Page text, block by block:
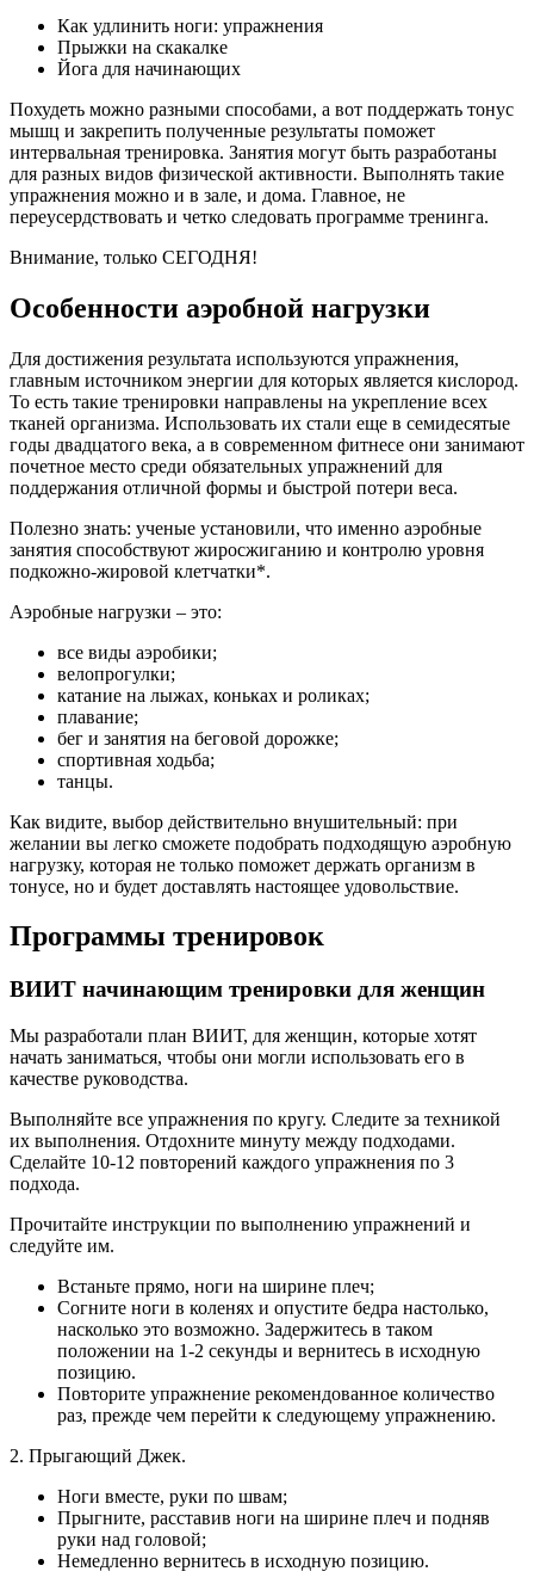
Как удлинить ноги: упражнения
Прыжки на скакалке
Йога для начинающих
Похудеть можно разными способами, а вот поддержать тонус
мышц и закрепить полученные результаты поможет
интервальная тренировка. Занятия могут быть разработаны
для разных видов физической активности. Выполнять такие
упражнения можно и в зале, и дома. Главное, не
переусердствовать и четко следовать программе тренинга.
Внимание, только СЕГОДНЯ!
Особенности аэробной нагрузки
Для достижения результата используются упражнения,
главным источником энергии для которых является кислород.
То есть такие тренировки направлены на укрепление всех
тканей организма. Использовать их стали еще в семидесятые
годы двадцатого века, а в современном фитнесе они занимают
почетное место среди обязательных упражнений для
поддержания отличной формы и быстрой потери веса.
Полезно знать: ученые установили, что именно аэробные
занятия способствуют жиросжиганию и контролю уровня
подкожно-жировой клетчатки*.
Аэробные нагрузки – это:
все виды аэробики;
велопрогулки;
катание на лыжах, коньках и роликах;
плавание;
бег и занятия на беговой дорожке;
спортивная ходьба;
танцы.
Как видите, выбор действительно внушительный: при
желании вы легко сможете подобрать подходящую аэробную
нагрузку, которая не только поможет держать организм в
тонусе, но и будет доставлять настоящее удовольствие.
Программы тренировок
ВИИТ начинающим тренировки для женщин
Мы разработали план ВИИТ, для женщин, которые хотят
начать заниматься, чтобы они могли использовать его в
качестве руководства.
Выполняйте все упражнения по кругу. Следите за техникой
их выполнения. Отдохните минуту между подходами.
Сделайте 10-12 повторений каждого упражнения по 3
подхода.
Прочитайте инструкции по выполнению упражнений и
следуйте им.
Встаньте прямо, ноги на ширине плеч;
Согните ноги в коленях и опустите бедра настолько,
насколько это возможно. Задержитесь в таком
положении на 1-2 секунды и вернитесь в исходную
позицию.
Повторите упражнение рекомендованное количество
раз, прежде чем перейти к следующему упражнению.
2. Прыгающий Джек.
Ноги вместе, руки по швам;
Прыгните, расставив ноги на ширине плеч и подняв
руки над головой;
Немедленно вернитесь в исходную позицию.